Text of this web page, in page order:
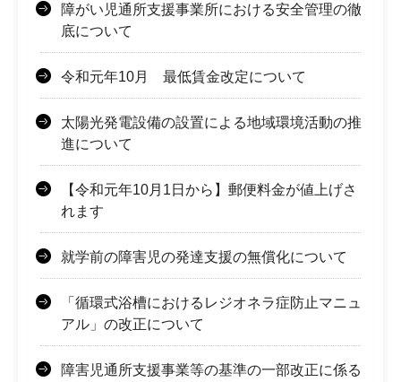
障がい児通所支援事業所における安全管理の徹
底について
令和元年10月 最低賃金改定について
太陽光発電設備の設置による地域環境活動の推
進について
【令和元年10月1日から】郵便料金が値上げさ
れます
就学前の障害児の発達支援の無償化について
「循環式浴槽におけるレジオネラ症防止マニュ
アル」の改正について
障害児通所支援事業等の基準の一部改正に係る